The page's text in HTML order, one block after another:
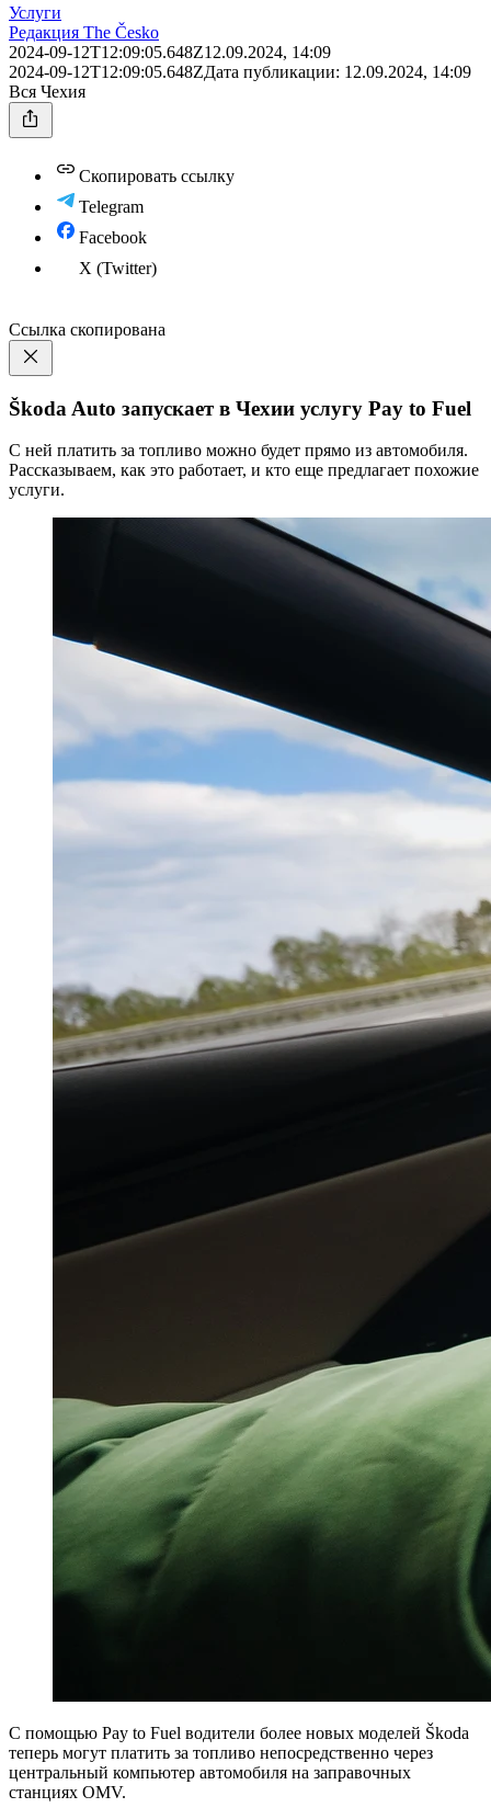
Услуги
Редакция The Česko
2024-09-12T12:09:05.648Z12.09.2024, 14:09
2024-09-12T12:09:05.648ZДата публикации: 12.09.2024, 14:09
Вся Чехия
Скопировать ссылку
Telegram
Facebook
X (Twitter)
Ссылка скопирована
Škoda Auto запускает в Чехии услугу Pay to Fuel
С ней платить за топливо можно будет прямо из автомобиля.
Рассказываем, как это работает, и кто еще предлагает похожие
услуги.
С помощью Pay to Fuel водители более новых моделей Škoda
теперь могут платить за топливо непосредственно через
центральный компьютер автомобиля на заправочных
станциях OMV.